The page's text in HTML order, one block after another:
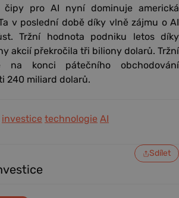
pro AI nyní dominuje americká
v poslední době díky vlně zájmu o AI
Tržní hodnota podniku letos díky
akcií překročila tři biliony dolarů. Tržní
na konci pátečního obchodování
240 miliard dolarů.
investice technologie AI
Sdílet